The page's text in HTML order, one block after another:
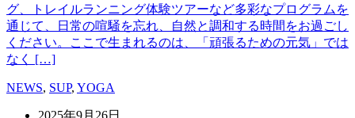
グ、トレイルランニング体験ツアーなど多彩なプログラムを
通じて、日常の喧騒を忘れ、自然と調和する時間をお過ごし
ください。ここで生まれるのは、「頑張るための元気」では
なく […]
NEWS, SUP, YOGA
2025年9月26日